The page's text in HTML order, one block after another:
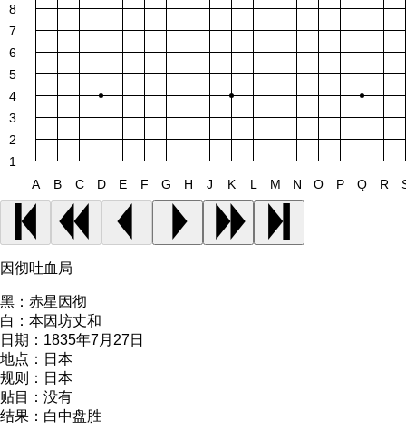
8
7
6
5
4
3
2
1
A B C D E F G H J K L M N O P Q R
因彻吐血局
黑： 赤星因彻
白： 本因坊丈和
日期： 1835年7月27日
地点： 日本
规则： 日本
贴目： 没有
结果： 白中盘胜